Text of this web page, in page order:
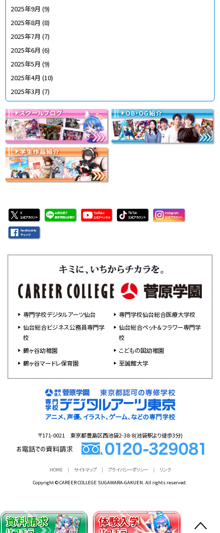
2025年9月 (9)
2025年8月 (8)
2025年7月 (7)
2025年6月 (6)
2025年5月 (9)
2025年4月 (10)
2025年3月 (7)
専門学校デジタルアーツ仙台
専門学校仙台総合医療大学校
仙台総合ビジネス公務員専門学
校
仙台総合ペット＆フラワー専門学
校
鶴ヶ谷幼稚園
こどもの国幼稚園
鶴ヶ谷マードレ保育園
至誠館大学
〒171-0021 東京都豊島区西池袋2-38-8(池袋駅より徒歩3分)
Copyright © CAREER COLLEGE SUGAWARA-GAKUEN. All rights reserved.
HOME サイトマップ プライバシーポリシー リンク